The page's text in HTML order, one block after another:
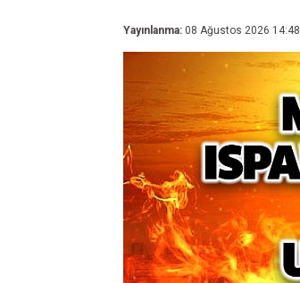
Yayınlanma: 08 Ağustos 2026 14:48